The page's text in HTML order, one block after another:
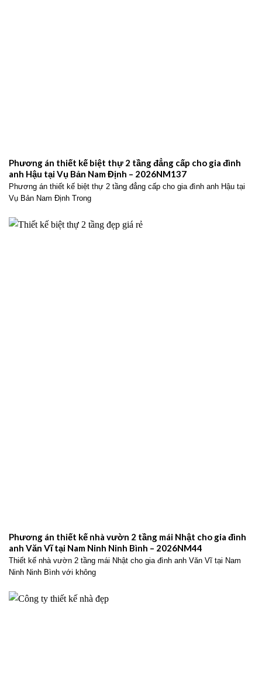
Phương án thiết kế biệt thự 2 tầng đẳng cấp cho gia đình
anh Hậu tại Vụ Bản Nam Định – 2026NM137
Phương án thiết kế biệt thự 2 tầng đẳng cấp cho gia đình anh Hậu tại
Vụ Bản Nam Định Trong
Phương án thiết kế nhà vườn 2 tầng mái Nhật cho gia đình
anh Văn Vĩ tại Nam Ninh Ninh Bình – 2026NM44
Thiết kế nhà vườn 2 tầng mái Nhật cho gia đình anh Văn Vĩ tại Nam
Ninh Ninh Bình với không